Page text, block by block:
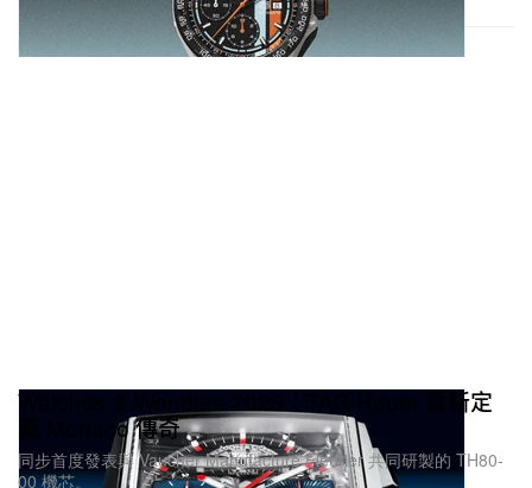
Watches & Wonders 2026：TAG Heuer 重新定
義 Monaco 傳奇
同步首度發表與 Vaucher Manufacture Fleurier 共同研製的 TH80-
00 機芯。